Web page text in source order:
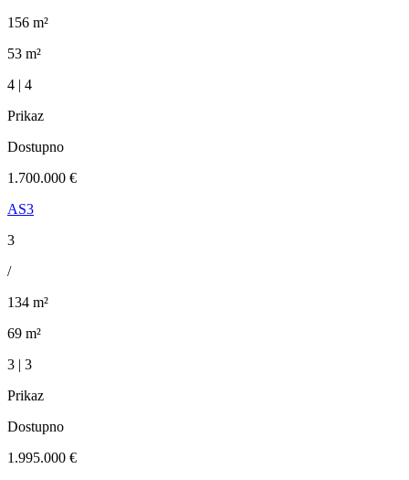
156 m²
53 m²
4 | 4
Prikaz
Dostupno
1.700.000 €
AS3
3
/
134 m²
69 m²
3 | 3
Prikaz
Dostupno
1.995.000 €